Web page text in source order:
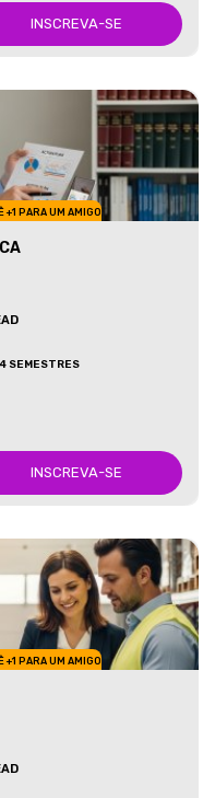
INSCREVA-SE
+1 PARA UM AMIGO
4 SEMESTRES
INSCREVA-SE
+1 PARA UM AMIGO